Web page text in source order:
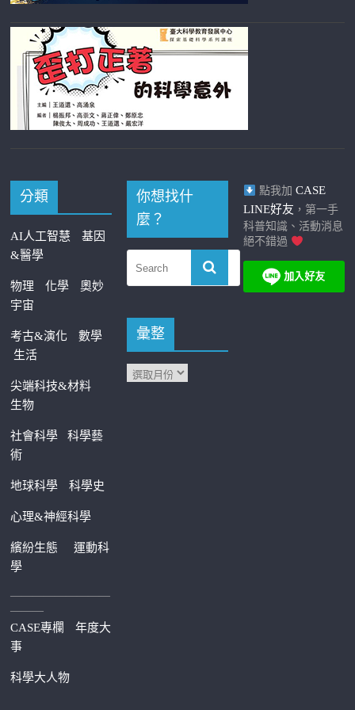
分類
AI人工智慧
基因
&醫學
物理 化學
奧妙
宇宙
考古&演化
數學
生活
尖端科技&材料
生物
社會科學科學藝
術
地球科學 科學史
心理&神經科學
繽紛生態運動科
學
—————————
———
CASE專欄
年度大
事
科學大人物
你想找什
麼？
彙整
點我加 CASE
LINE好友 ，第一手
科普知識、活動消息
絕不錯過